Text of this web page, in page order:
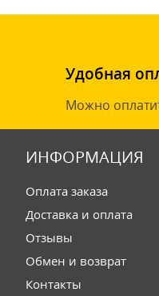
Удобная
Можно
ИНФОРМАЦИЯ
Оплата заказа
Доставка и оплата
Отзывы
Обмен и возврат
Контакты